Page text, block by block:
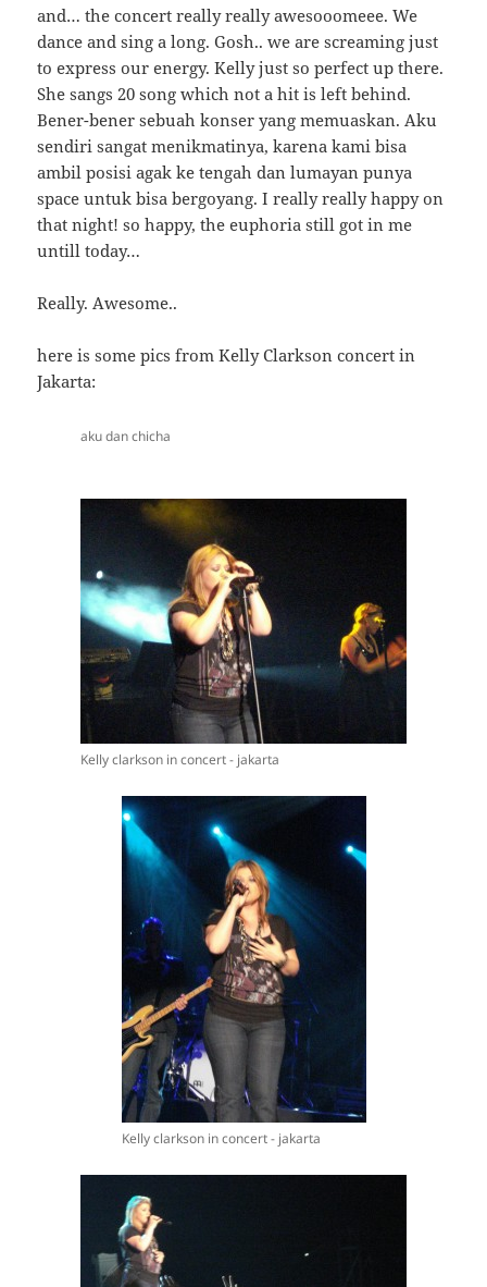
and… the concert really really awesooomeee. We
dance and sing a long. Gosh.. we are screaming just
to express our energy. Kelly just so perfect up there.
She sangs 20 song which not a hit is left behind.
Bener-bener sebuah konser yang memuaskan. Aku
sendiri sangat menikmatinya, karena kami bisa
ambil posisi agak ke tengah dan lumayan punya
space untuk bisa bergoyang. I really really happy on
that night! so happy, the euphoria still got in me
untill today…
Really. Awesome..
here is some pics from Kelly Clarkson concert in
Jakarta:
aku dan chicha
Kelly clarkson in concert - jakarta
Kelly clarkson in concert - jakarta